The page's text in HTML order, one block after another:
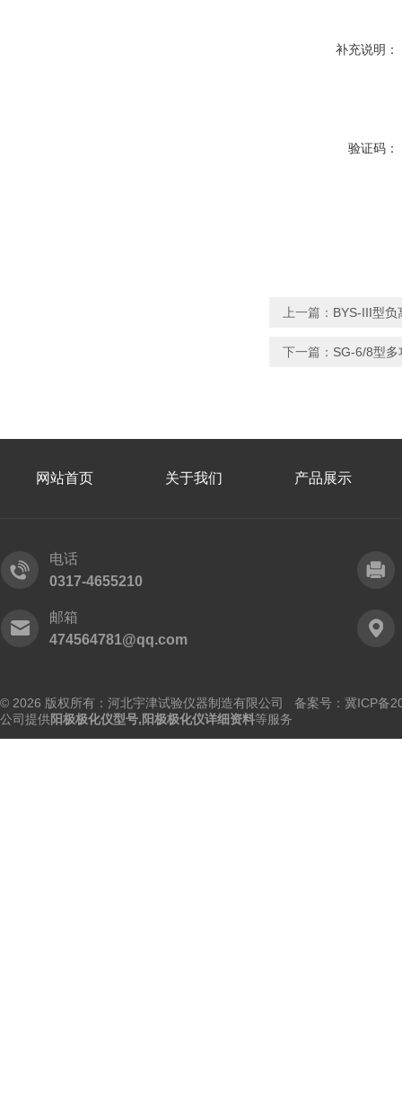
补充说明：
验证码：
上一篇： BYS-III型负
下一篇： SG-6/8型
网站首页 关于我们 产品展示
电话
0317-4655210
邮箱
474564781@qq.com
© 2026 版权所有：河北宇津试验仪器制造有限公司 备案号：冀ICP备
公司提供阳极极化仪型号,阳极极化仪详细资料等服务